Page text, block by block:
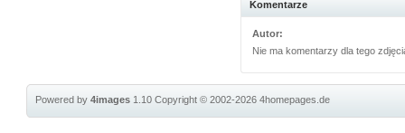
Komentarze
Autor:
Nie ma komentarzy dla tego
Powered by4images 1.10Copyright © 2002-20264homepages.de